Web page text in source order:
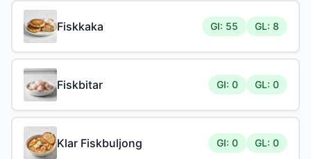
Fiskkaka GI: 55 GL: 8
Fiskbitar GI: 0 GL: 0
Klar Fiskbuljong GI: 0 GL: 0